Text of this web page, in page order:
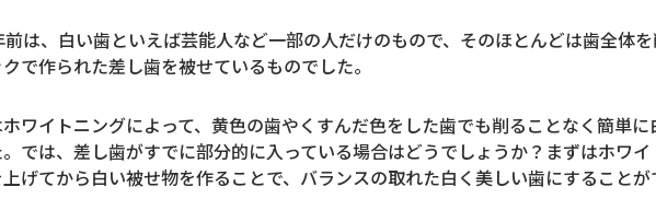
は、白い歯といえば芸能人など一部の人だけのもので、そのほとんどは歯全体
で作られた差し歯を被せているものでした。
ワイトニングによって、黄色の歯やくすんだ色をした歯でも削ることなく簡単に
。では、差し歯がすでに部分的に入っている場合はどうでしょうか？まずはホワ
げてから白い被せ物を作ることで、バランスの取れた白く美しい歯にすることが